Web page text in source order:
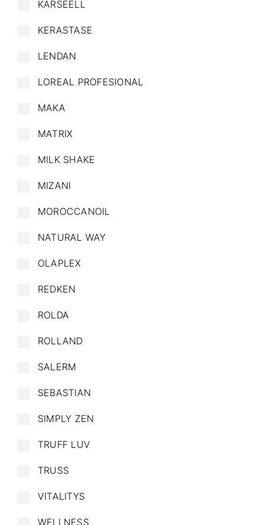
KARSEELL
KERASTASE
LENDAN
LOREAL PROFESIONAL
MAKA
MATRIX
MILK SHAKE
MIZANI
MOROCCANOIL
NATURAL WAY
OLAPLEX
REDKEN
ROLDA
ROLLAND
SALERM
SEBASTIAN
SIMPLY ZEN
TRUFF LUV
TRUSS
VITALITYS
WELLNESS